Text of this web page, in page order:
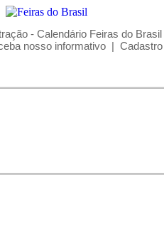
- Calendário Feiras do Brasil
nosso informativo |